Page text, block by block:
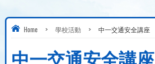
Home > 學校活動 > 中一交通安全講座
中一交通安全講座